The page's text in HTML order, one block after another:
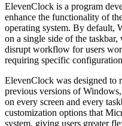
ElevenClock is a program
enhance the functionality of
operating system. By default,
on a single side of the
disrupt workflow for users
requiring specific
ElevenClock was designed to
previous versions of
on every screen and every
customization options that
system, giving users greater